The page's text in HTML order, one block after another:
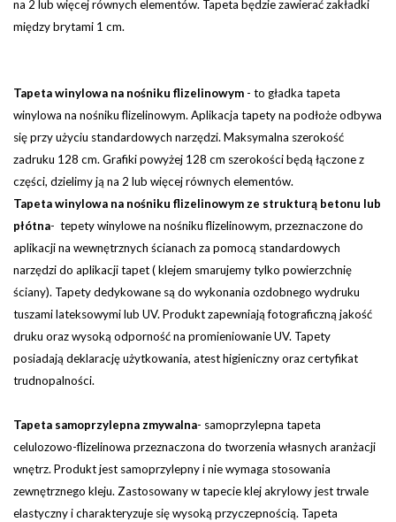
na 2 lub więcej równych elementów. Tapeta będzie zawierać zakładki
między brytami 1 cm.
Tapeta winylowa na nośniku flizelinowym - to gładka tapeta
winylowa na nośniku flizelinowym. Aplikacja tapety na podłoże odbywa
się przy użyciu standardowych narzędzi.Maksymalna szerokość
zadruku 128 cm. Grafiki powyżej 128 cm szerokości będą łączone z
części, dzielimy ją na 2 lub więcej równych elementów.
Tapeta winylowa na nośniku flizelinowym ze strukturą betonu lub
płótna- tepety winylowe na nośniku flizelinowym, przeznaczone do
aplikacji na wewnętrznych ścianach za pomocą standardowych
narzędzi do aplikacji tapet ( klejem smarujemy tylko powierzchnię
ściany). Tapety dedykowane są do wykonania ozdobnego wydruku
tuszami lateksowymi lub UV. Produkt zapewniają fotograficzną jakość
druku oraz wysoką odporność na promieniowanie UV. Tapety
posiadają deklarację użytkowania, atest higieniczny oraz certyfikat
trudnopalności.
Tapeta samoprzylepna zmywalna- samoprzylepna tapeta
celulozowo-flizelinowa przeznaczona do tworzenia własnych aranżacji
wnętrz. Produkt jest samoprzylepny i nie wymaga stosowania
zewnętrznego kleju. Zastosowany w tapecie klej akrylowy jest trwale
elastyczny i charakteryzuje się wysoką przyczepnością. Tapeta